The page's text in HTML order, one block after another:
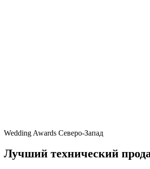
Wedding Awards Северо-Запад
Лучший технический